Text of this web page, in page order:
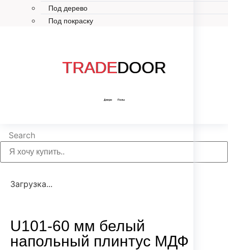
Под дерево
Под покраску
TRADEDOOR
Двери Полы
Search
Загрузка...
U101-60 мм белый
напольный плинтус МДФ